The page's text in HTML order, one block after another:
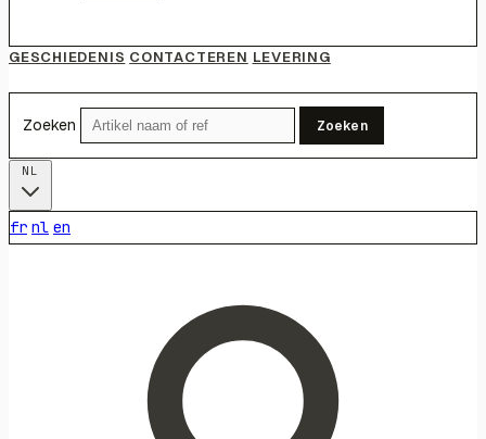
GESCHIEDENIS CONTACTEREN LEVERING
Zoeken Zoeken
fr nl en